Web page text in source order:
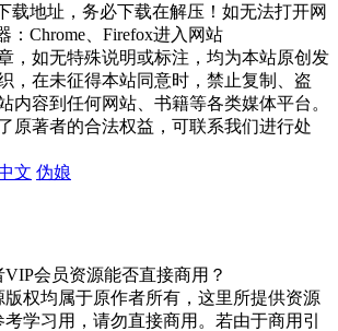
载地址，务必下载在解压！如无法打开网
：Chrome、Firefox进入网站
，如无特殊说明或标注，均为本站原创发
，在未征得本站同意时，禁止复制、盗
内容到任何网站、书籍等各类媒体平台。
原著者的合法权益，可联系我们进行处
文 伪娘
会员资源能否直接商用？
版权均属于原作者所有，这里所提供资源
学习用，请勿直接商用。若由于商用引